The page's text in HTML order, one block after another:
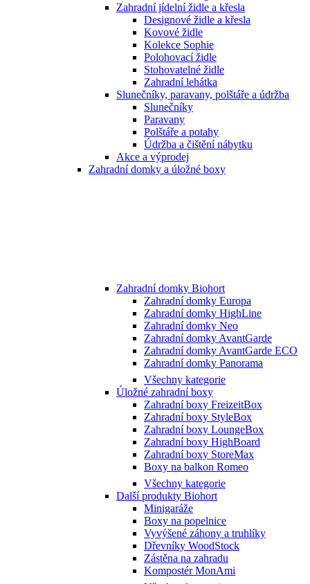
Zahradní jídelní židle a křesla
Designové židle a křesla
Kovové židle
Kolekce Sophie
Polohovací židle
Stohovatelné židle
Zahradní lehátka
Slunečníky, paravany, polštáře a údržba
Slunečníky
Paravany
Polštáře a potahy
Údržba a čištění nábytku
Akce a výprodej
Zahradní domky a úložné boxy
Zahradní domky Biohort
Zahradní domky Europa
Zahradní domky HighLine
Zahradní domky Neo
Zahradní domky AvantGarde
Zahradní domky AvantGarde ECO
Zahradní domky Panorama
Všechny kategorie
Úložné zahradní boxy
Zahradní boxy FreizeitBox
Zahradní boxy StyleBox
Zahradní boxy LoungeBox
Zahradní boxy HighBoard
Zahradní boxy StoreMax
Boxy na balkon Romeo
Všechny kategorie
Další produkty Biohort
Minigaráže
Boxy na popelnice
Vyvýšené záhony a truhlíky
Dřevníky WoodStock
Zástěna na zahradu
Kompostér MonAmi